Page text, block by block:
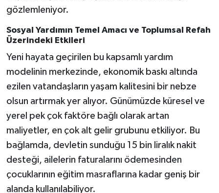
gözlemleniyor.
Sosyal Yardımın Temel Amacı ve Toplumsal Refah
Üzerindeki Etkileri
Yeni hayata geçirilen bu kapsamlı yardım
modelinin merkezinde, ekonomik baskı altında
ezilen vatandaşların yaşam kalitesini bir nebze
olsun artırmak yer alıyor. Günümüzde küresel ve
yerel pek çok faktöre bağlı olarak artan
maliyetler, en çok alt gelir grubunu etkiliyor. Bu
bağlamda, devletin sunduğu 15 bin liralık nakit
desteği, ailelerin faturalarını ödemesinden
çocuklarının eğitim masraflarına kadar geniş bir
alanda kullanılabiliyor.